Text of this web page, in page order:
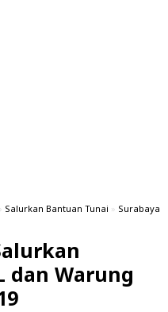
Salurkan Bantuan Tunai » Surabaya
dan Warung